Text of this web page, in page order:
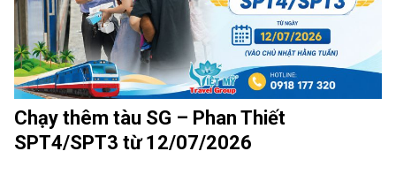
Chạy thêm tàu SG – Phan Thiết
SPT4/SPT3 từ 12/07/2026